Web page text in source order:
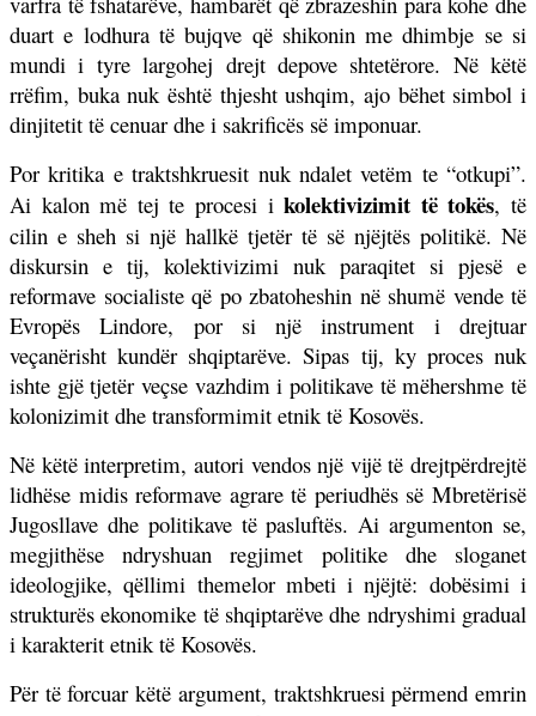
duart e lodhura të bujqve që shikonin me dhimbje se si
mundi i tyre largohej drejt depove shtetërore. Në këtë
rrëfim, buka nuk është thjesht ushqim, ajo bëhet simbol i
dinjitetit të cenuar dhe i sakrificës së imponuar.
Por kritika e traktshkruesit nuk ndalet vetëm te “otkupi”.
Ai kalon më tej te procesi ikolektivizimit të tokës, të
cilin e sheh si një hallkë tjetër të së njëjtës politikë. Në
diskursin e tij, kolektivizimi nuk paraqitet si pjesë e
reformave socialiste që po zbatoheshin në shumë vende të
Evropës Lindore, por si një instrument i drejtuar
veçanërisht kundër shqiptarëve. Sipas tij, ky proces nuk
ishte gjë tjetër veçse vazhdim i politikave të mëhershme të
kolonizimit dhe transformimit etnik të Kosovës.
Në këtë interpretim, autori vendos një vijë të drejtpërdrejtë
lidhëse midis reformave agrare të periudhës së Mbretërisë
Jugosllave dhe politikave të pasluftës. Ai argumenton se,
megjithëse ndryshuan regjimet politike dhe sloganet
ideologjike, qëllimi themelor mbeti i njëjtë: dobësimi i
strukturës ekonomike të shqiptarëve dhe ndryshimi gradual
i karakterit etnik të Kosovës.
Për të forcuar këtë argument, traktshkruesi përmend emrin